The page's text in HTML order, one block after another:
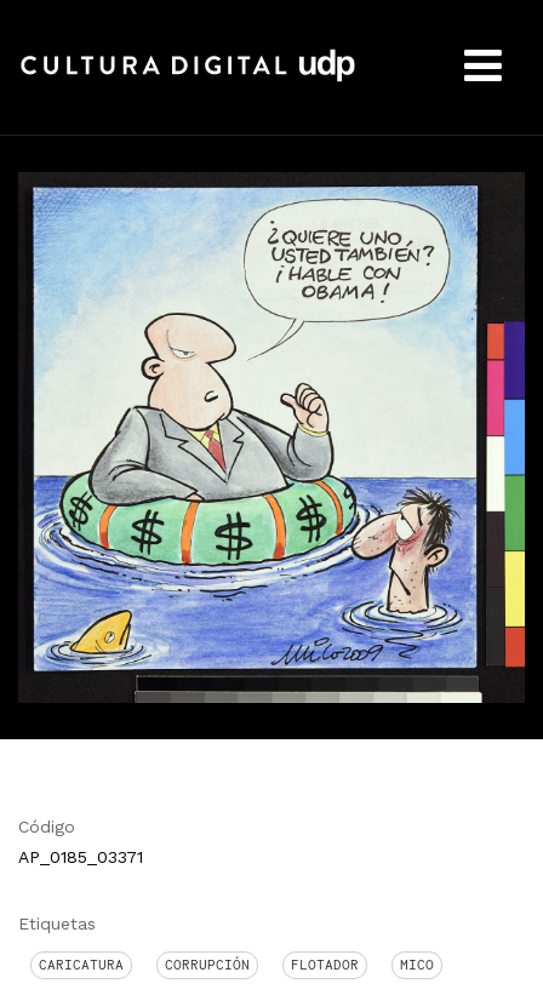
Código
AP_0185_03371
Etiquetas
CARICATURA CORRUPCIÓN FLOTADOR MICO